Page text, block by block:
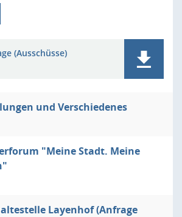
(Ausschüsse)
und Verschiedenes
"Meine Stadt. Meine
Layenhof (Anfrage